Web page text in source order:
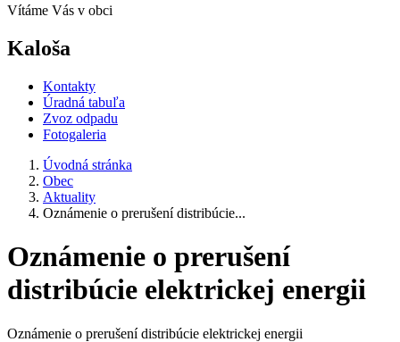
Vítáme Vás v obci
Kaloša
Kontakty
Úradná tabuľa
Zvoz odpadu
Fotogaleria
Úvodná stránka
Obec
Aktuality
Oznámenie o prerušení distribúcie...
Oznámenie o prerušení
distribúcie elektrickej energii
Oznámenie o prerušení distribúcie elektrickej energii